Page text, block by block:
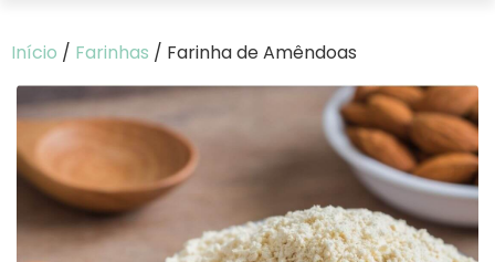
Início / Farinhas / Farinha de Amêndoas